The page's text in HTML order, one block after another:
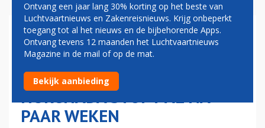
TEGENVALLER VOOR
GRONINGEN AIRPORT:
NIEUWE LIJNDIENST NAAR
HURGHADA STOPT AL NA
PAAR WEKEN
Ontvang een jaar lang 30% korting op het beste van
Luchtvaartnieuws en Zakenreisnieuws. Krijg onbeperkt
toegang tot al het nieuws en de bijbehorende Apps.
Ontvang tevens 12 maanden het Luchtvaartnieuws
Magazine in de mail of op de mat.
Bekijk aanbieding